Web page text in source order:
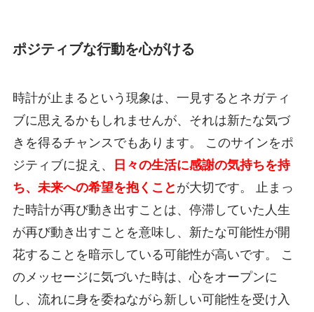
ポジティブな行動を心がける
時計が止まるという現象は、一見するとネガティ
ブに思えるかもしれませんが、それは新たな気づ
きを得るチャンスでもあります。 このサインをポ
ジティブに捉え、
日々の生活に感謝の気持ちを持
ち、未来への希望を抱くこと が大切です。 止まっ
た時計が再び動き出すことは、停滞していた人生
が再び動き出すことを意味し、新たな可能性が開
花することを暗示している可能性が高いです。 こ
のメッセージに気づいた時は、心をオープンに
し、流れに身を委ねながら新しい可能性を受け入